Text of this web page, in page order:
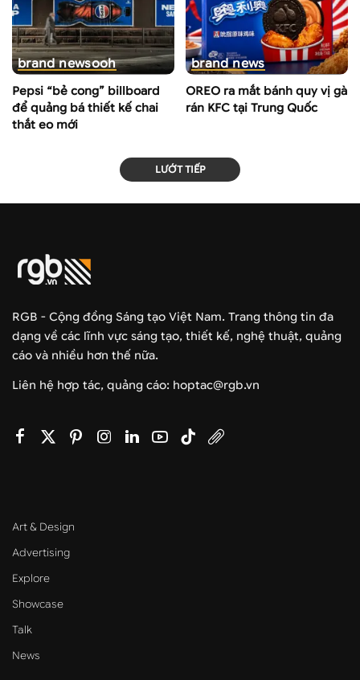
brand newsooh
Pepsi “bẻ cong” billboard
để quảng bá thiết kế chai
thắt eo mới
brand news
OREO ra mắt bánh quy vị gà
rán KFC tại Trung Quốc
LƯỚT TIẾP
RGB - Cộng đồng Sáng tạo Việt Nam. Trang thông tin đa
dạng về các lĩnh vực sáng tạo, thiết kế, nghệ thuật, quảng
cáo và nhiều hơn thế nữa.
Liên hệ hợp tác, quảng cáo: hoptac@rgb.vn
Art & Design
Advertising
Explore
Showcase
Talk
News